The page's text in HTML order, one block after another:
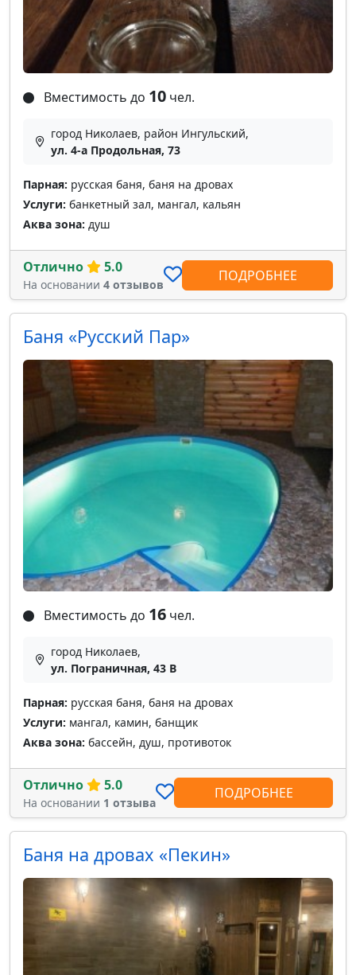
Вместимость до 10 чел.
город Николаев, район Ингульский,
ул. 4-а Продольная, 73
Парная: русская баня, баня на дровах
Услуги: банкетный зал, мангал, кальян
Аква зона: душ
Отлично 5.0
На основании 4 отзывов
ПОДРОБНЕЕ
Баня «Русский Пар»
Вместимость до 16 чел.
город Николаев,
ул. Пограничная, 43 В
Парная: русская баня, баня на дровах
Услуги: мангал, камин, банщик
Аква зона: бассейн, душ, противоток
Отлично 5.0
На основании 1 отзыва
ПОДРОБНЕЕ
Баня на дровах «Пекин»